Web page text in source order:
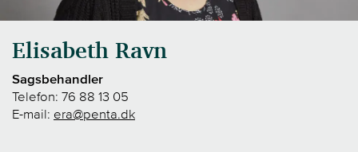
Elisabeth Ravn
Sagsbehandler
Telefon: 76 88 13 05
E-mail: era@penta.dk